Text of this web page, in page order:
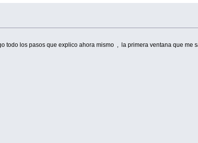
todo los pasos que explico ahora mismo , la primera ventana que me